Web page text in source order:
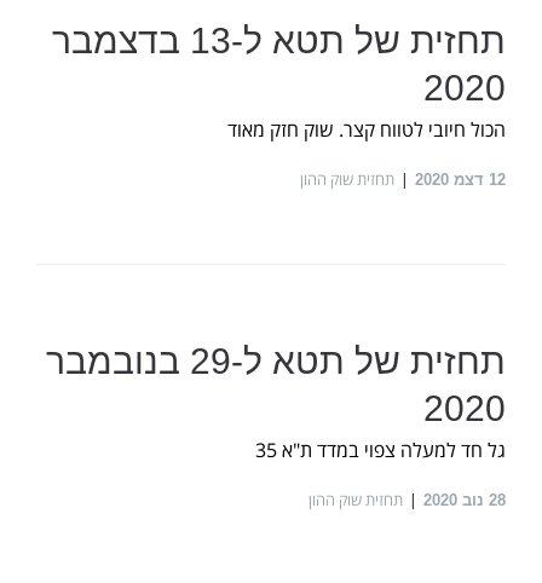
תחזית של תטא ל-13 בדצמבר
2020
הכול חיובי לטווח קצר. שוק חזק מאוד
12 דצמ 2020 תחזית שוק ההון
תחזית של תטא ל-29 בנובמבר
2020
גל חד למעלה צפוי במדד ת"א 35
28 נוב 2020 תחזית שוק ההון